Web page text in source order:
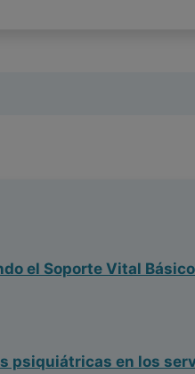
el Soporte Vital
psiquiátricas en los